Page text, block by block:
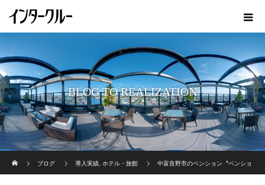
BLOG TO REALIZATION
ブログ
導入実績 ホテル・旅館 中富良野市のペンション〝ペンショ